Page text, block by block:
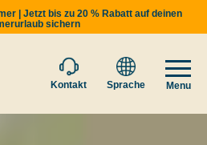
| Jetzt bis zu 20 % Rabatt auf deinen
sichern
Kontakt Sprache Menu